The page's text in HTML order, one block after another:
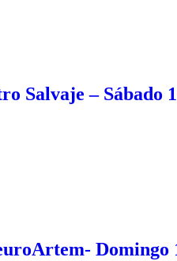
Salvaje – Sábado
Domingo